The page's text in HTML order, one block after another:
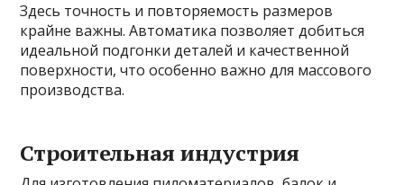
Здесь точность и повторяемость размеров
крайне важны. Автоматика позволяет добиться
идеальной подгонки деталей и качественной
поверхности, что особенно важно для массового
производства.
Строительная индустрия